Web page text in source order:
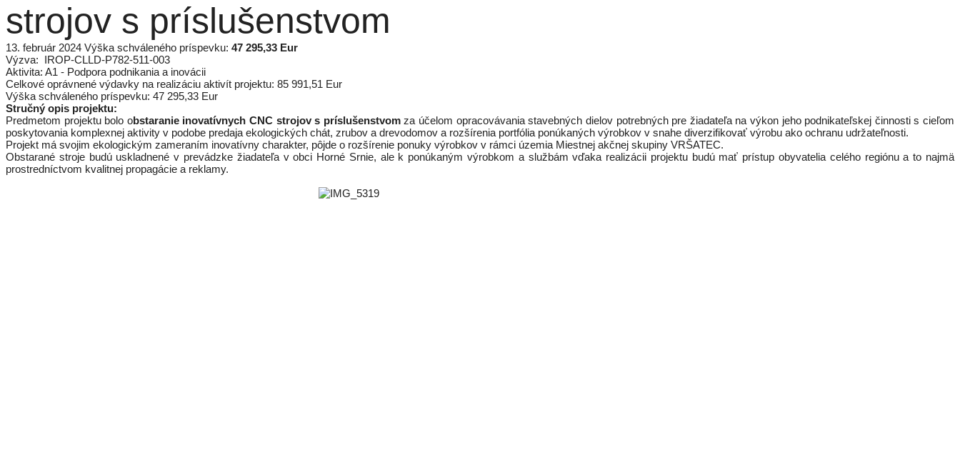
strojov s príslušenstvom
13. február 2024 Výška schváleného príspevku: 47 295,33 Eur
Výzva: IROP-CLLD-P782-511-003
Aktivita: A1 - Podpora podnikania a inovácii
Celkové oprávnené výdavky na realizáciu aktivít projektu: 85 991,51 Eur
Výška schváleného príspevku: 47 295,33 Eur
Stručný opis projektu:
Predmetom projektu bolo obstaranie inovatívnych CNC strojov s príslušenstvomza účelom opracovávania stavebných dielov potrebných pre žiadateľa na výkon jeho podnikateľskej činnosti s cieľom
poskytovania komplexnej aktivity v podobe predaja ekologických chát, zrubov a drevodomov a rozšírenia portfólia ponúkaných výrobkov v snahe diverzifikovať výrobu ako ochranu udržateľnosti.
Projekt má svojim ekologickým zameraním inovatívny charakter, pôjde o rozšírenie ponuky výrobkov v rámci územia Miestnej akčnej skupiny VRŠATEC.
Obstarané stroje budú uskladnené v prevádzke žiadateľa v obci Horné Srnie, ale k ponúkaným výrobkom a službám vďaka realizácii projektu budú mať prístup obyvatelia celého regiónu a to najmä
prostredníctvom kvalitnej propagácie a reklamy.